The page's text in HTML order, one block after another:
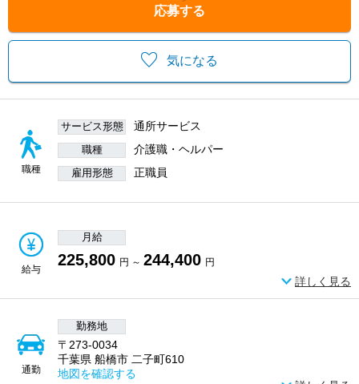
気になる
応募する
職種
サービス形態 通所サービス
職種 介護職・ヘルパー
雇用形態 正職員
給与
月給
225,800 円 ～ 244,400 円
詳しく見る
通勤
勤務地
〒273-0034
千葉県 船橋市 二子町610
地図を確認する